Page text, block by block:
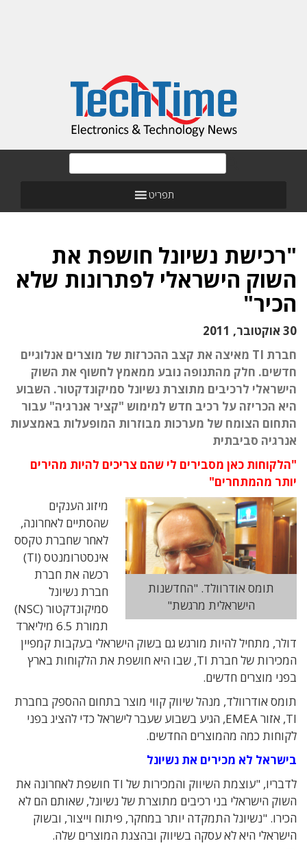
תפריט
"רכישת נשיונל חושפת את
השוק הישראלי לפתרונות שלא
הכיר"
30 אוקטובר, 2011
חברת TI מאיצה את קצב ההכרזות של מוצרים אנלוגיים
חדשים. חלק מהתנופה נובע ממאמץ לחשוף את השוק
הישראלי לרכיבים מתוצרת נשיונל סמיקונדקטור. השבוע
היא הכריזה על רכיב חדש למימוש "קציר אנרגיה" עבור
התחום הצומח של מערכות מבוזרות המופעלות באמצעות
אנרגיה סביבתית
"הלקוחות כאן מסבירים לי שהם צריכים להיות מהירים
יותר מהמתחרים"
תומס אודרוולד. "החדשנות
הישראלית מרגשת"
מיזוג הענקים
שהסתיים לאחרונה,
לאחר שחברת טקסס
אינסטרומנטס (TI)
רכשה את חברת
חברת נשיונל
סמיקונדקטור (NSC)
תמורת 6.5 מיליארד
דולר, מתחיל להיות מורגש גם בשוק הישראלי בעקבות קמפיין
המכירות של חברת TI, שבו היא חושפת את הלקוחות בארץ
בפני מוצרים חדשים.
תומס אודרוולד, מנהל שיווק קווי מוצר בתחום ההספק בחברת
TI, אזור EMEA, הגיע בשבוע שעבר לישראל כדי להציג בפני
לקוחות כמה מהמוצרים החדשים.
בישראל לא מכירים את נשיונל
לדבריו, "עוצמת השיווק והמכירות של TI חושפת לאחרונה את
השוק הישראלי בני רכיבים מתוצרת של נשיונל, שאותם הם לא
הכירו. "נשיונל התמקדה יותר במחקר, פיתוח וייצור, ובשוק
הישראלי היא לא עסקה בשיווק ובהצגת המוצרים שלה.